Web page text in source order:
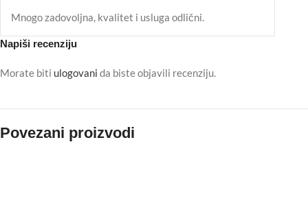
Mnogo zadovoljna, kvalitet i usluga odlični.
Napiši recenziju
Morate biti ulogovani da biste objavili recenziju.
Povezani proizvodi